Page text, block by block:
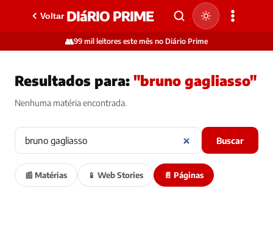
Voltar DIáRIO PRIME
👥99 mil leitores este mês no Diário Prime
Resultados para: "bruno gagliasso"
Nenhuma matéria encontrada.
Buscar
📰 Matérias 📱 Web Stories 📄 Páginas